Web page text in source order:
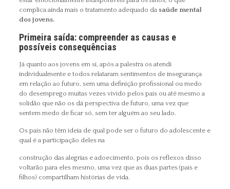
complica ainda mais o tratamento adequado da saúde mental
dos jovens.
Primeira saída: compreender as causas e
possíveis consequências
Já quanto aos jovens em si, após a palestra os atendi
individualmente e todos relataram sentimentos de insegurança
em relação ao futuro, sem uma definição profissional ou medo
do desemprego muitas vezes vivido pelos pais ou até mesmo a
solidão que não os dá perspectiva de futuro, uma vez que
sentem medo de ficar só, sem ter alguém ao seu lado.
Os pais não têm ideia de qual pode ser o futuro do adolescente e
qual é a participação deles na
construção das alegrias e adoecimento, pois os reflexos disso
voltarão para eles mesmo, uma vez que as duas partes (pais e
filhos) compartilham histórias de vida.